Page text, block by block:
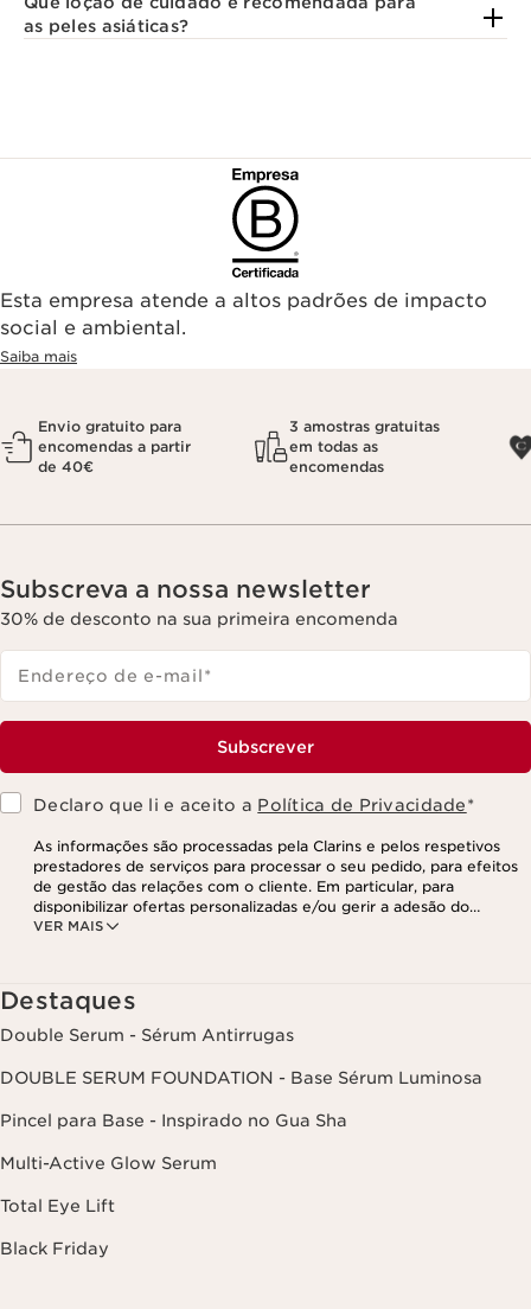
as peles asiáticas?
Esta empresa atende a altos padrões de impacto
social e ambiental.
Saiba mais
Envio gratuito para
encomendas a partir
de 40€
3 amostras gratuitas
em todas as
encomendas
Subscreva a nossa newsletter
30% de desconto na sua primeira encomenda
Endereço de e-mail*
Subscrever
Declaro que li e aceito a Política de Privacidade*
VER MAIS
As informações são processadas pela Clarins e pelos respetivos
prestadores de serviços para processar o seu pedido, para efeitos
de gestão das relações com o cliente. Em particular, para
disponibilizar ofertas personalizadas e/ou gerir a adesão do
utilizador ao nosso programa de fidelização e para criar o seu
as suas informações, assim como o direito de se opor e impedir o
respetivo processamento. Poderá exercer este direito,
contactando-nos. Para mais informações, consulte a nossa política
de privacidade, clicando aqui
Destaques
Double Serum - Sérum Antirrugas
DOUBLE SERUM FOUNDATION - Base Sérum Luminosa
Pincel para Base - Inspirado no Gua Sha
Multi-Active Glow Serum
Total Eye Lift
Black Friday